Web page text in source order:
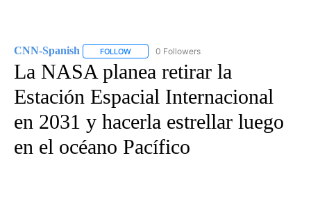
CNN-Spanish FOLLOW FOLLOW "CNN-SPANISH" TO RECEIVE
0 Followers
La NASA planea retirar la
Estación Espacial Internacional
en 2031 y hacerla estrellar luego
en el océano Pacífico